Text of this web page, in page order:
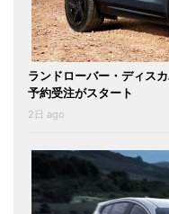
ランドローバー・ディス
予約受注がスタート
2日 ago